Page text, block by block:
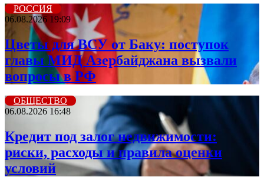
РОССИЯ
06.08.2026 19:09
Цветы для ВСУ от Баку: поступок
главы МИД Азербайджана вызвали
вопросы в РФ
ОБЩЕСТВО
06.08.2026 16:48
Кредит под залог недвижимости:
риски, расходы и правила оценки
условий